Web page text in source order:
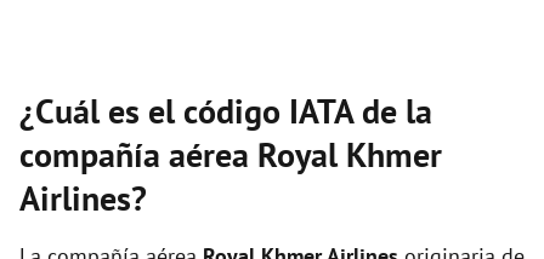
¿Cuál es el código IATA de la
compañía aérea Royal Khmer
Airlines?